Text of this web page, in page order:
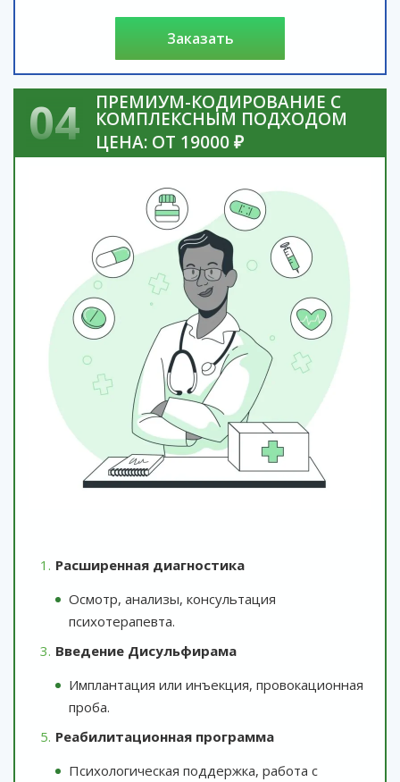
заказать
04 ПРЕМИУМ-КОДИРОВАНИЕ С
КОМПЛЕКСНЫМ ПОДХОДОМ
ЦЕНА: ОТ 19000 ₽
Расширенная диагностика
Осмотр, анализы, консультация
психотерапевта.
Введение Дисульфирама
Имплантация или инъекция, провокационная
проба.
Реабилитационная программа
Психологическая поддержка, работа с